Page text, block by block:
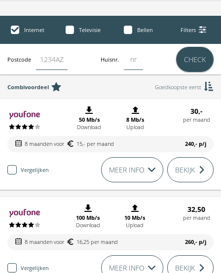
Internet Televisie Bellen Filters
Postcode Huisnr. CHECK
Combivoordeel Goedkoopste eerst
50 Mb/s
Download
8 Mb/s
Upload
30,-
per maand
8 maanden voor 15,- per maand 240,- p/j
Vergelijken MEER INFO BEKIJK
100 Mb/s
Download
10 Mb/s
Upload
32,50
per maand
8 maanden voor 16,25 per maand 260,- p/j
Vergelijken MEER INFO BEKIJK